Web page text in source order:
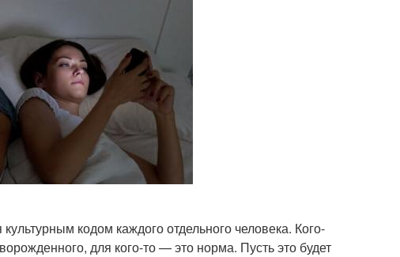
кодом каждого отдельного человека. Кого-
для кого-то — это норма. Пусть это будет